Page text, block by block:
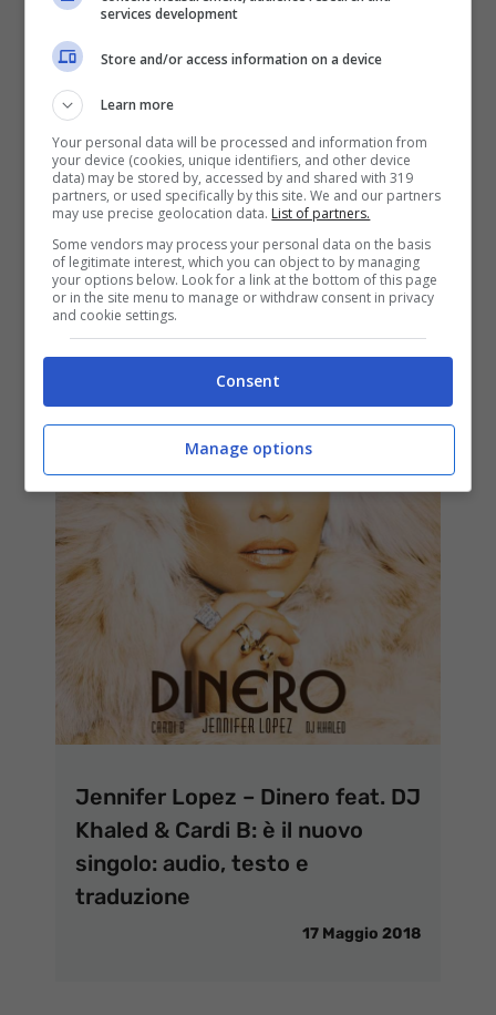
Cardi B, Bad Bunny & J Balvin – I
Like It: video ufficiale, testo e
traduzione
24 Maggio 2018
Jennifer Lopez – Dinero feat. DJ
Khaled & Cardi B: è il nuovo
singolo: audio, testo e
traduzione
17 Maggio 2018
services development
Store and/or access information on a device
Learn more
Your personal data will be processed and information from
your device (cookies, unique identifiers, and other device
data) may be stored by, accessed by and shared with 319
partners, or used specifically by this site. We and our partners
may use precise geolocation data. List of partners.
Some vendors may process your personal data on the basis
of legitimate interest, which you can object to by managing
your options below. Look for a link at the bottom of this page
or in the site menu to manage or withdraw consent in privacy
and cookie settings.
Consent
Manage options